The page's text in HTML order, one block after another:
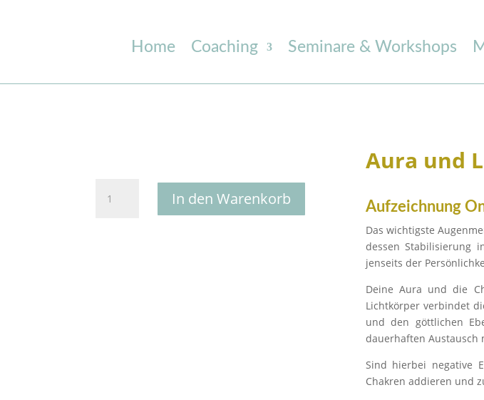
Home Coaching Seminare & Workshops
und
In den Warenkorb
Aura und
Aufzeichnung
Das wichtigste
dessen Stabilisierung
jenseits der
Deine Aura und die
Lichtkörper verbindet
und den göttlichen
dauerhaften Austausch
Sind hierbei negative
Chakren addieren und